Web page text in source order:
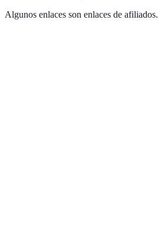
Algunos enlaces son enlaces de afiliados.